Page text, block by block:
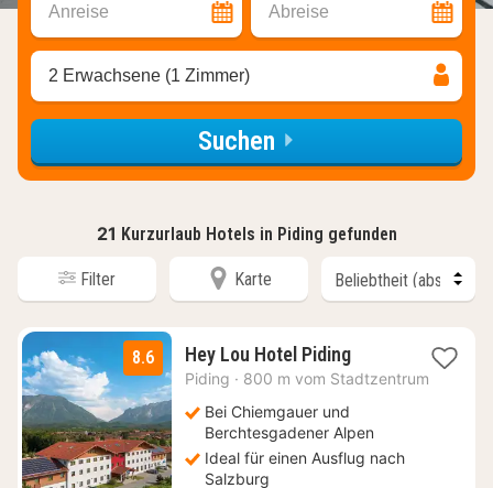
Anreise Abreise
2 Erwachsene (1 Zimmer)
Suchen
21 Kurzurlaub Hotels in Piding gefunden
Filter Karte
8.6 Hey Lou Hotel Piding2
Nächte
€
Piding · 800 m vom Stadtzentrum
Bei Chiemgauer und
Berchtesgadener Alpen
Ideal für einen Ausflug nach
Salzburg